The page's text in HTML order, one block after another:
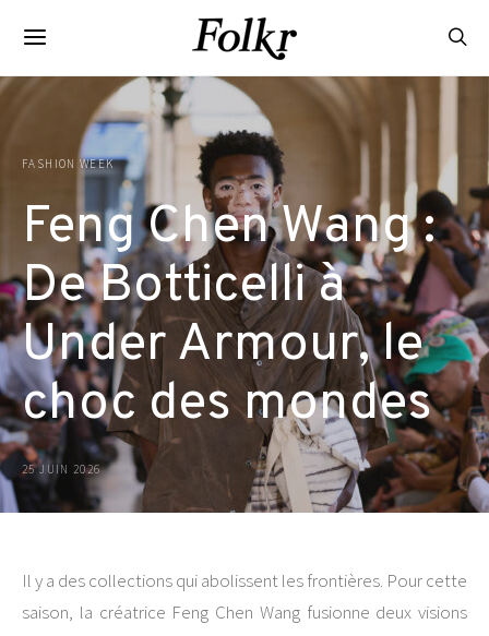
FASHION WEEK
Feng Chen Wang :
De Botticelli à
Under Armour, le
choc des mondes
25 JUIN 2026
Il y a des collections qui abolissent les frontières. Pour cette
saison, la créatrice Feng Chen Wang fusionne deux visions